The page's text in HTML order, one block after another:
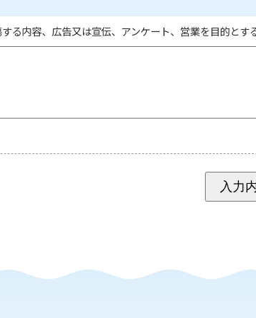
る内容、広告又は宣伝、アンケート、営業を目的とす